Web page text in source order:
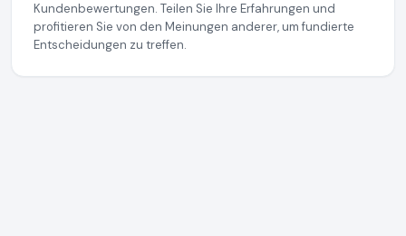
Kundenbewertungen. Teilen Sie Ihre Erfahrungen und
profitieren Sie von den Meinungen anderer, um fundierte
Entscheidungen zu treffen.